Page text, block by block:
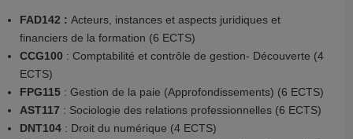
FAD142 : Acteurs, instances et aspects juridiques et
financiers de la formation (6 ECTS)
CCG100 : Comptabilité et contrôle de gestion- Découverte (4
ECTS)
FPG115 : Gestion de la paie (Approfondissements) (6 ECTS)
AST117 : Sociologie des relations professionnelles (6 ECTS)
DNT104 : Droit du numérique (4 ECTS)